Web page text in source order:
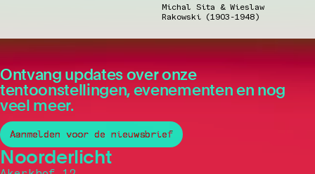
Michal Sita & Wieslaw
Rakowski (1903-1948)
Ontvang updates over onze
tentoonstellingen, evenementen en nog
veel meer.
Aanmelden voor de nieuwsbrief
Noorderlicht